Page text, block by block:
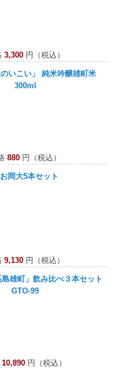
3,300円（税込）
いこい」 純米吟醸雄町米
300ml
880 円（税込）
岡大5本セット
9,130円（税込）
雄町」飲み比べ３本セット
GTO-99
10,890 円（税込）